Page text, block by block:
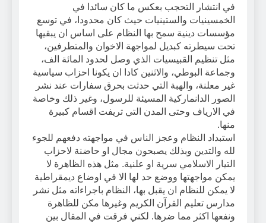
في انتشار التحجب بعكس ما كان سائدا في
الخمسينيات والستينيات حيث كان محدودا، في توسع
مؤسسات دينية سمح بها النظام على اساس ان يبقيها
تحت سيطرته كبديل لمواجهة الاخوان والمتطرفين،
مثل تنظيم القبيسيات الذي وصل لحدود المائة الف،
وجماعة البوطي، والاثنين كادا ان يكونا احزاب سياسية
غير معلنة، والهبة التي حدثت بحرق سفارات عند نشر
الصور الدانماركية المسيئة للرسول، وغير ذلك وخاصة
في الارياف وحتى المدن التي تريفت اقسام كبيرة
منها.
استبداد النظام وعجز الناس في مواجهته دفعهم للجوء
لله والتدين وبذلك يصبحون مجال او حاضنة لاحزاب
التيار الاسلامي سرية او علنية. مثل هذه الظاهرة لا
يمكن مواجهتها ووضع حد لها الا في اوضاع ديمقراطية
لا يمكن للنظام ان يقبل بها، النظام باجراءاته مثل نشر
مدارس تعليم القرآن الكريم وغيرها مكن للظاهرة
ونفعها اكثر مما ضرها. لكني فرقت في المقال بين